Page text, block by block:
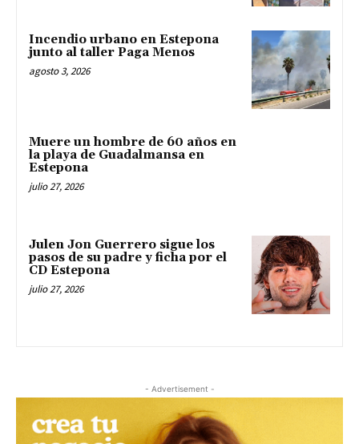
Incendio urbano en Estepona
junto al taller Paga Menos
agosto 3, 2026
Muere un hombre de 60 años en
la playa de Guadalmansa en
Estepona
julio 27, 2026
Julen Jon Guerrero sigue los
pasos de su padre y ficha por el
CD Estepona
julio 27, 2026
- Advertisement -